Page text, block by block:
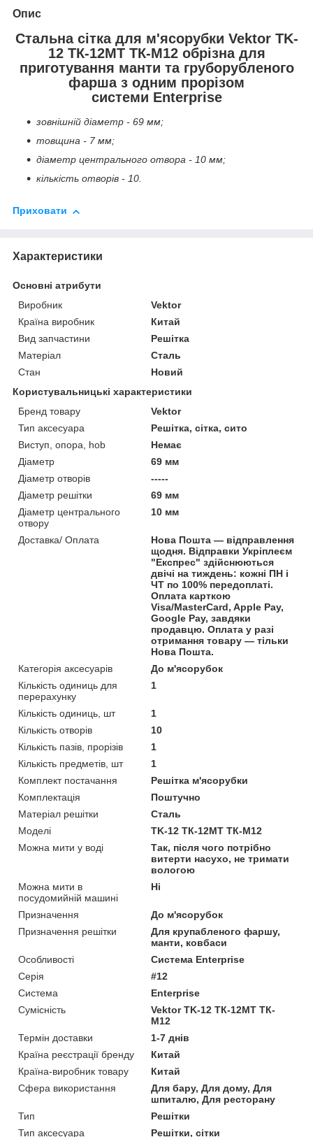
Опис
Стальна сітка для м'ясорубки Vektor TK-
12 ТК-12MT ТК-М12 обрізна для
приготування манти та груборубленого
фарша з одним прорізом
системи Enterprise
зовнішній діаметр - 69 мм;
товщина - 7 мм;
діаметр центрального отвора - 10 мм;
кількість отворів - 10.
Приховати
Характеристики
Основні атрибути
Виробник
Vektor
Країна виробник
Китай
Вид запчастини
Решітка
Матеріал
Сталь
Стан
Новий
Користувальницькі характеристики
Бренд товару
Vektor
Тип аксесуара
Решітка, сітка, сито
Виступ, опора, hob
Немає
Діаметр
69 мм
Діаметр отворів
-----
Діаметр решітки
69 мм
Діаметр центрального
отвору
10 мм
Доставка/ Оплата
Нова Пошта — відправлення
щодня. Відправки Укріплеєм
"Експрес" здійснюються
двічі на тиждень: кожні ПН і
ЧТ по 100% передоплаті.
Оплата карткою
Visa/MasterCard, Apple Pay,
Google Pay, завдяки
продавцю. Оплата у разі
отримання товару — тільки
Нова Пошта.
Категорія аксесуарів
До м'ясорубок
Кількість одиниць для
перерахунку
1
Кількість одиниць, шт
1
Кількість отворів
10
Кількість пазів, прорізів
1
Кількість предметів, шт
1
Комплект постачання
Решітка м'ясорубки
Комплектація
Поштучно
Матеріал решітки
Сталь
Моделі
TK-12 ТК-12MT ТК-М12
Можна мити у воді
Так, після чого потрібно
витерти насухо, не тримати
вологою
Можна мити в
посудомийній машині
Ні
Призначення
До м'ясорубок
Призначення решітки
Для крупабленого фаршу,
манти, ковбаси
Особливості
Система Enterprise
Серія
#12
Система
Enterprise
Сумісність
Vektor TK-12 ТК-12MT ТК-
М12
Термін доставки
1-7 днів
Країна реєстрації бренду
Китай
Країна-виробник товару
Китай
Сфера використання
Для бару, Для дому, Для
шпиталю, Для ресторану
Тип
Решітки
Тип аксесуара
Решітки, сітки